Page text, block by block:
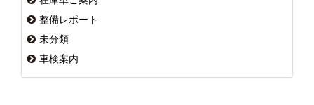
整備レポート
未分類
車検案内